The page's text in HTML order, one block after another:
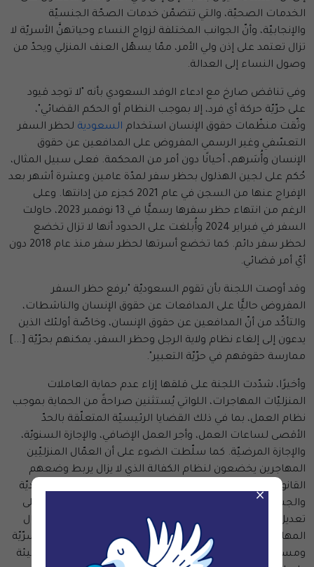
الخدمات الصحيّة، والتي تتضمّن خدمات الصحّة الجنسيّة
والإنجابيّة، وأنّ الجوانب المختلفة لزواج النساء وحياتهنَّ الأسريّة لا
تزال تعتمد على إذن ولي الأمر، ممّا يسهّل العنف المنزلي ويحدّ من
وصول النساء إلى العدالة.
وفي تناقض صارخ مع ادعاء الوفد السعودي بأنه "لا توجد قيود
على حرّيّة حركة أي فرد، إلا بموجب النظام أو الحكم القضائي"،
وثّقت منظّمات حقوق الإنسان استخدام السعودية لحظر السفر
التعسّفي وغير الرسمي المفروض على المدافعين عن حقوق
الإنسان وأُسَرهم، أحيانًا دون أمر من المحكمة. فعلى سبيل المثال،
حُكم على لجين الهذلول بحظر سفر لمدّة عامين وعشرة أشهر بعد
الإفراج عنها من السجن في عام 2021 كجزء من إدانتها. وعلى
الرغم من انتهاء حظر سفرها رسميًّا في 13 نوفمبر 2023، حاولت
السفر في فبراير 2024 وأُبلغت على الحدود أنها لا تزال تخضع
لحظر سفر دائم. كما تخضع أسرتها لحظر سفر منذ عام 2018 دون
أيّ أمر قضائي.
وقد أوصت اللجنة بأن تقوم السعوديّة "برفع حظر السفر
المفروض حاليًّا على المدافعات عن حقوق الإنسان والناشطات،
والتأكّد من أنّ المدافعين عن حقوق الإنسان، وخاصّة أولئك الذين
يدعون إلى إلغاء نظام ولاية الرجل وحظر السفر، يمكنهم بحرّيّة [...]
ممارسة حقوقهم في حرّيّة التعبير".
وأخيرًا، شدّدت اللجنة على قلقها إزاء عدم حماية العاملات
المنزليّات المهاجرات، اللواتي يُستثنين صراحةً من الحماية بموجب
نظام العمل، بما في ذلك القضايا الرئيسيّة المتعلّقة بالحدّ
الأقصى لساعات العمل، وأجر العمل الإضافي، والإجازة السنويّة،
والإجازة المرضيّة. كما سلّطت الضوء على أن العمّال المنزليّين
المهاجرين يخضعون لنظام الكفالة الذي لا يزال يربط وضعهم
القانوني بأرباب عملهم، ممّا يعرّضهم لخطر الإساءة الاقتصاديّة
والجسديّة والاتجار والاستغلال. وقد حثّت اللجنة السعوديّة على
تعديل نظام العمل لتوسيع نطاق حمايته ليشمل جميع العمّال
المهاجرين. كما دعت الدولة الطرف إلى إنشاء آليّات شكاوى سرّيّة
ومستقلّة للعاملات المهاجرات للإبلاغ عن عقود العمل المسيئة
×